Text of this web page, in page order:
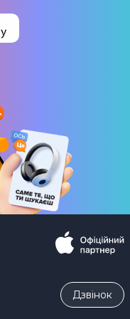
Дзвiнок